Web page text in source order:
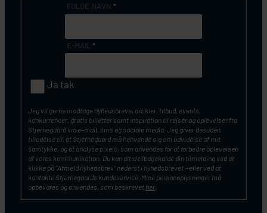
*
*
Ja tak
Jeg vil gerne modtage nyhedsbreve, artikler, tilbud, events,
konkurrencer, gratis billetter samt inspiration til rejser og oplevelser fra
Stjernegaard via e-mail, sms og sociale media. Jeg giver desuden
tilladelse til, at Stjernegaard må henvende sig om udvidelse af mit
samtykke, og at analyse pixels, som anvendes for at forbedre oplevelsen
af vores kommunikation. Du kan altid tilbagekalde din tilmelding ved at
klikke på ”Afmeld nyhedsbrev” nederst i nyhedsbrevet – eller ved at
kontakte Stjernegaards kundeservice. Mine personoplysninger må
opbevares og anvendes, som beskrevet her